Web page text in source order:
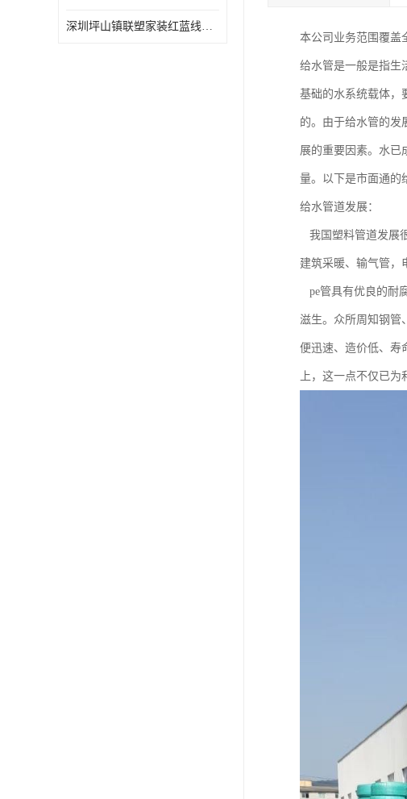
深圳坪山镇联塑家装红蓝线管型号 来电咨询
本公司业务范围覆盖
给水管是一般是指生
基础的水系统载体，
的。由于给水管的发
展的重要因素。水已
量。以下是市面通的
给水管道发展：
我国塑料管道发展
建筑采暖、输气管，
pe管具有优良的耐
滋生。众所周知钢管
便迅速、造价低、寿
上，这一点不仅已